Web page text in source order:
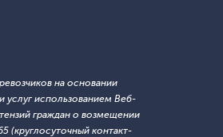
на основании
использованием Веб-
граждан о возмещении
(круглосуточный контакт-